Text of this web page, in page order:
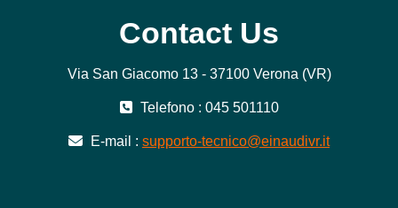
Contact Us
Via San Giacomo 13 - 37100 Verona (VR)
Telefono : 045 501110
E-mail : supporto-tecnico@einaudivr.it